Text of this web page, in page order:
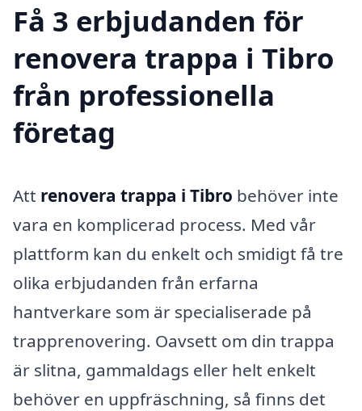
Få 3 erbjudanden för
renovera trappa i Tibro
från professionella
företag
Att renovera trappa i Tibro behöver inte
vara en komplicerad process. Med vår
plattform kan du enkelt och smidigt få tre
olika erbjudanden från erfarna
hantverkare som är specialiserade på
trapprenovering. Oavsett om din trappa
är slitna, gammaldags eller helt enkelt
behöver en uppfräschning, så finns det